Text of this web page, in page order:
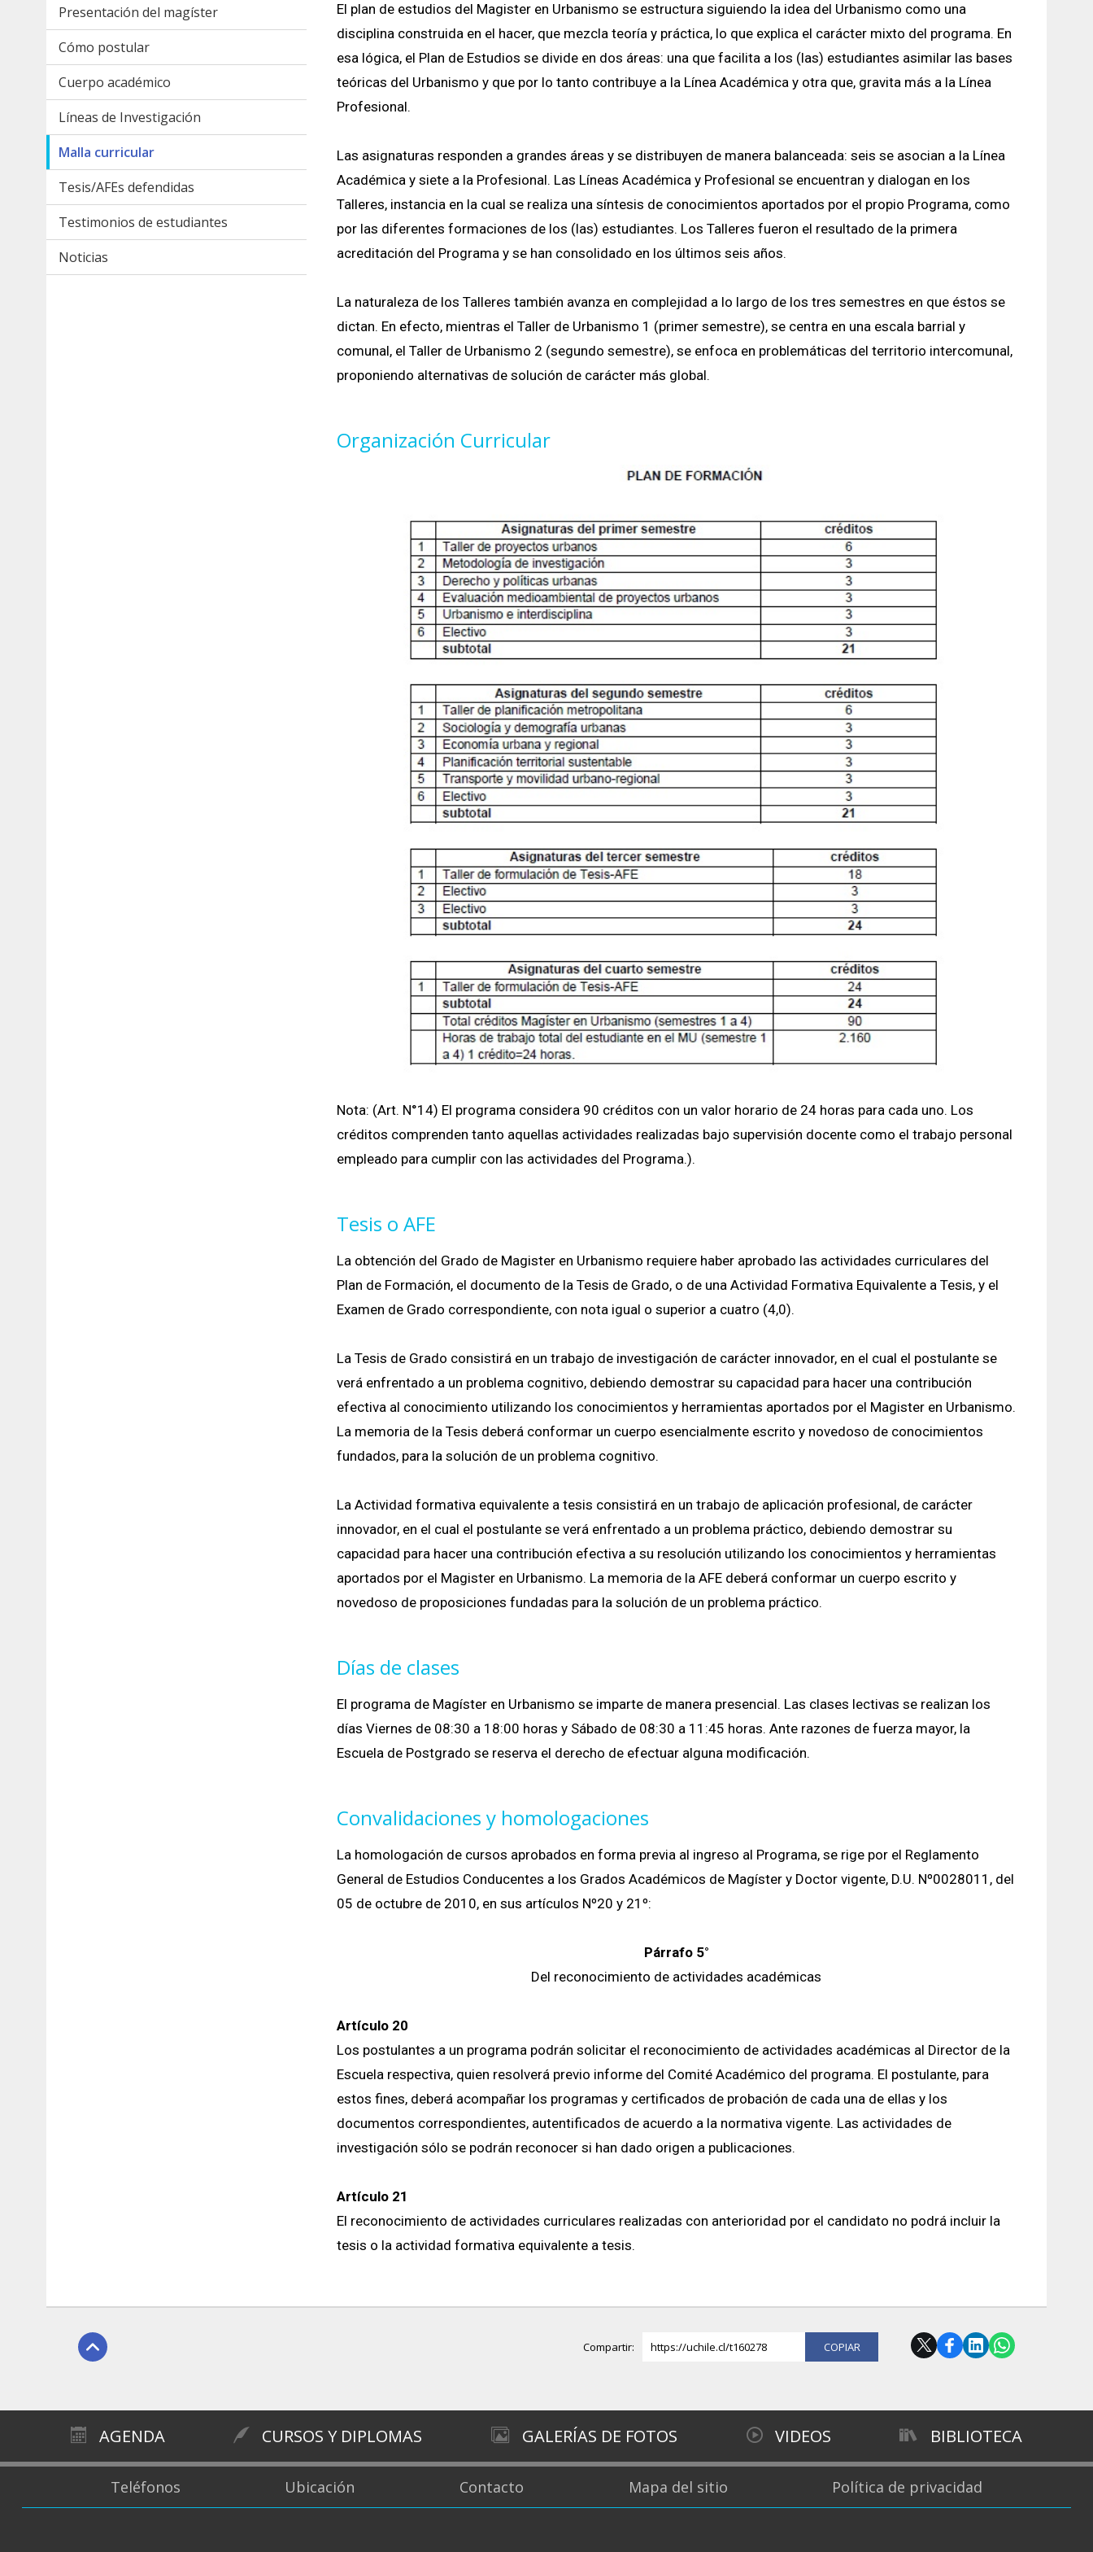
Presentación del magíster
Cómo postular
Cuerpo académico
Líneas de Investigación
Malla curricular
Tesis/AFEs defendidas
Testimonios de estudiantes
Noticias
El plan de estudios del Magister en Urbanismo se estructura siguiendo la idea del Urbanismo como una
disciplina construida en el hacer, que mezcla teoría y práctica, lo que explica el carácter mixto del programa. En
esa lógica, el Plan de Estudios se divide en dos áreas: una que facilita a los (las) estudiantes asimilar las bases
teóricas del Urbanismo y que por lo tanto contribuye a la Línea Académica y otra que, gravita más a la Línea
Profesional.
Las asignaturas responden a grandes áreas y se distribuyen de manera balanceada: seis se asocian a la Línea
Académica y siete a la Profesional. Las Líneas Académica y Profesional se encuentran y dialogan en los
Talleres, instancia en la cual se realiza una síntesis de conocimientos aportados por el propio Programa, como
por las diferentes formaciones de los (las) estudiantes. Los Talleres fueron el resultado de la primera
acreditación del Programa y se han consolidado en los últimos seis años.
La naturaleza de los Talleres también avanza en complejidad a lo largo de los tres semestres en que éstos se
dictan. En efecto, mientras el Taller de Urbanismo 1 (primer semestre), se centra en una escala barrial y
comunal, el Taller de Urbanismo 2 (segundo semestre), se enfoca en problemáticas del territorio intercomunal,
proponiendo alternativas de solución de carácter más global.
Organización Curricular
Nota: (Art. N°14) El programa considera 90 créditos con un valor horario de 24 horas para cada uno. Los
créditos comprenden tanto aquellas actividades realizadas bajo supervisión docente como el trabajo personal
empleado para cumplir con las actividades del Programa.).
Tesis o AFE
La obtención del Grado de Magister en Urbanismo requiere haber aprobado las actividades curriculares del
Plan de Formación, el documento de la Tesis de Grado, o de una Actividad Formativa Equivalente a Tesis, y el
Examen de Grado correspondiente, con nota igual o superior a cuatro (4,0).
La Tesis de Grado consistirá en un trabajo de investigación de carácter innovador, en el cual el postulante se
verá enfrentado a un problema cognitivo, debiendo demostrar su capacidad para hacer una contribución
efectiva al conocimiento utilizando los conocimientos y herramientas aportados por el Magister en Urbanismo.
La memoria de la Tesis deberá conformar un cuerpo esencialmente escrito y novedoso de conocimientos
fundados, para la solución de un problema cognitivo.
La Actividad formativa equivalente a tesis consistirá en un trabajo de aplicación profesional, de carácter
innovador, en el cual el postulante se verá enfrentado a un problema práctico, debiendo demostrar su
capacidad para hacer una contribución efectiva a su resolución utilizando los conocimientos y herramientas
aportados por el Magister en Urbanismo. La memoria de la AFE deberá conformar un cuerpo escrito y
novedoso de proposiciones fundadas para la solución de un problema práctico.
Días de clases
El programa de Magíster en Urbanismo se imparte de manera presencial. Las clases lectivas se realizan los
días Viernes de 08:30 a 18:00 horas y Sábado de 08:30 a 11:45 horas. Ante razones de fuerza mayor, la
Escuela de Postgrado se reserva el derecho de efectuar alguna modificación.
Convalidaciones y homologaciones
La homologación de cursos aprobados en forma previa al ingreso al Programa, se rige por el Reglamento
General de Estudios Conducentes a los Grados Académicos de Magíster y Doctor vigente, D.U. Nº0028011, del
05 de octubre de 2010, en sus artículos Nº20 y 21º:
Párrafo 5°
Del reconocimiento de actividades académicas
Artículo 20
Los postulantes a un programa podrán solicitar el reconocimiento de actividades académicas al Director de la
Escuela respectiva, quien resolverá previo informe del Comité Académico del programa. El postulante, para
estos fines, deberá acompañar los programas y certificados de probación de cada una de ellas y los
documentos correspondientes, autentificados de acuerdo a la normativa vigente. Las actividades de
investigación sólo se podrán reconocer si han dado origen a publicaciones.
Artículo 21
El reconocimiento de actividades curriculares realizadas con anterioridad por el candidato no podrá incluir la
tesis o la actividad formativa equivalente a tesis.
Compartir: https://uchile.cl/t160278
AGENDA CURSOS Y DIPLOMAS GALERÍAS DE FOTOS VIDEOS BIBLIOTECA
Teléfonos Ubicación Contacto Mapa del sitio Política de privacidad